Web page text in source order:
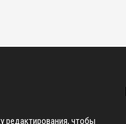
редактирования, чтобы